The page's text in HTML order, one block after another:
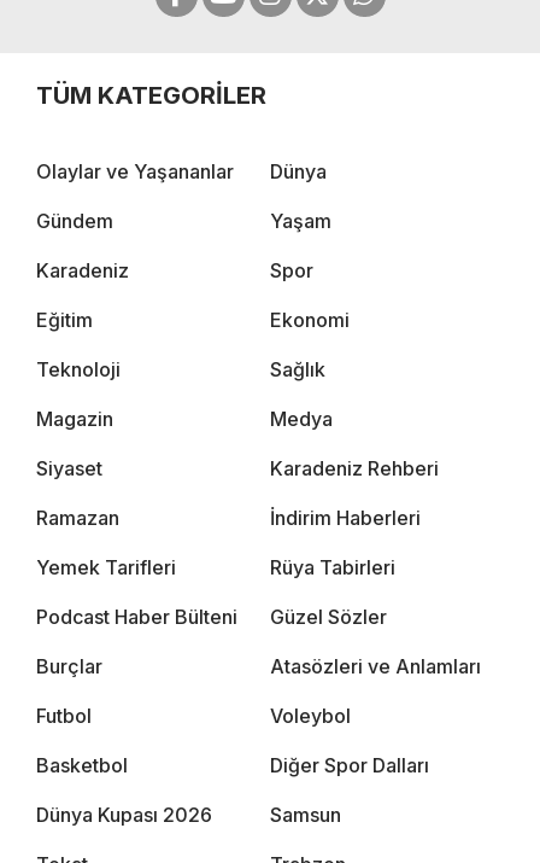
TÜM KATEGORİLER
Olaylar ve Yaşananlar Dünya
Gündem Yaşam
Karadeniz Spor
Eğitim Ekonomi
Teknoloji Sağlık
Magazin Medya
Siyaset Karadeniz Rehberi
Ramazan İndirim Haberleri
Yemek Tarifleri Rüya Tabirleri
Podcast Haber Bülteni Güzel Sözler
Burçlar Atasözleri ve Anlamları
Futbol Voleybol
Basketbol Diğer Spor Dalları
Dünya Kupası 2026 Samsun